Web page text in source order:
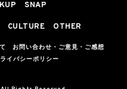
SNAP
CULTURE OTHER
お問い合わせ・ご意見・ご感想
イバシーポリシー